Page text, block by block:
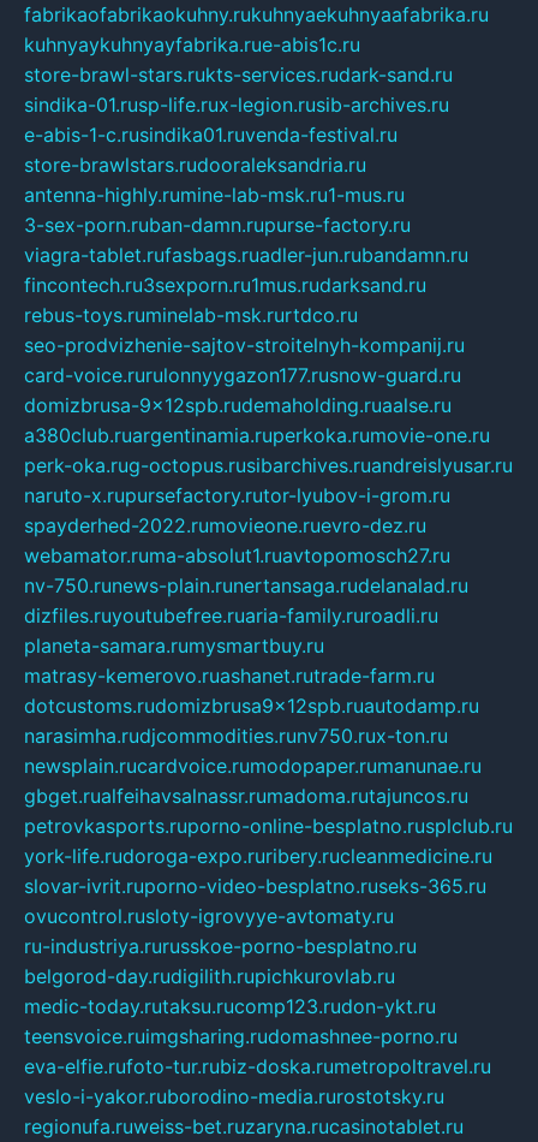
fabrikaofabrikaokuhny.rukuhnyaekuhnyaafabrika.ru
kuhnyaykuhnyayfabrika.rue-abis1c.ru
store-brawl-stars.rukts-services.rudark-sand.ru
sindika-01.rusp-life.rux-legion.rusib-archives.ru
e-abis-1-c.rusindika01.ruvenda-festival.ru
store-brawlstars.rudooraleksandria.ru
antenna-highly.rumine-lab-msk.ru1-mus.ru
3-sex-porn.ruban-damn.rupurse-factory.ru
viagra-tablet.rufasbags.ruadler-jun.rubandamn.ru
fincontech.ru3sexporn.ru1mus.rudarksand.ru
rebus-toys.ruminelab-msk.rurtdco.ru
seo-prodvizhenie-sajtov-stroitelnyh-kompanij.ru
card-voice.rurulonnyygazon177.rusnow-guard.ru
domizbrusa-9x12spb.rudemaholding.ruaalse.ru
a380club.ruargentinamia.ruperkoka.rumovie-one.ru
perk-oka.rug-octopus.rusibarchives.ruandreislyusar.ru
naruto-x.rupursefactory.rutor-lyubov-i-grom.ru
spayderhed-2022.rumovieone.ruevro-dez.ru
webamator.ruma-absolut1.ruavtopomosch27.ru
nv-750.runews-plain.runertansaga.rudelanalad.ru
dizfiles.ruyoutubefree.ruaria-family.ruroadli.ru
planeta-samara.rumysmartbuy.ru
matrasy-kemerovo.ruashanet.rutrade-farm.ru
dotcustoms.rudomizbrusa9x12spb.ruautodamp.ru
narasimha.rudjcommodities.runv750.rux-ton.ru
newsplain.rucardvoice.rumodopaper.rumanunae.ru
gbget.rualfeihavsalnassr.rumadoma.rutajuncos.ru
petrovkasports.ruporno-online-besplatno.rusplclub.ru
york-life.rudoroga-expo.ruribery.rucleanmedicine.ru
slovar-ivrit.ruporno-video-besplatno.ruseks-365.ru
ovucontrol.rusloty-igrovyye-avtomaty.ru
ru-industriya.rurusskoe-porno-besplatno.ru
belgorod-day.rudigilith.rupichkurovlab.ru
medic-today.rutaksu.rucomp123.rudon-ykt.ru
teensvoice.ruimgsharing.rudomashnee-porno.ru
eva-elfie.rufoto-tur.rubiz-doska.rumetropoltravel.ru
veslo-i-yakor.ruborodino-media.rurostotsky.ru
regionufa.ruweiss-bet.ruzaryna.rucasinotablet.ru